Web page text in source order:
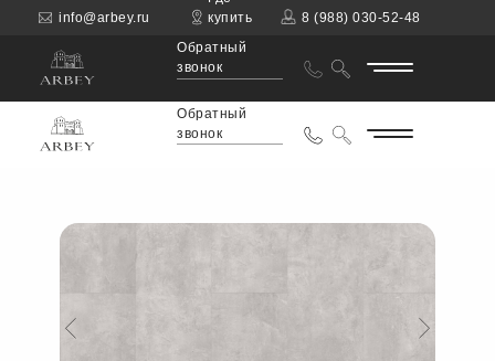
купить
8 (988) 030-52-48
info@arbey.ru
Обратный
звонок
Обратный
звонок